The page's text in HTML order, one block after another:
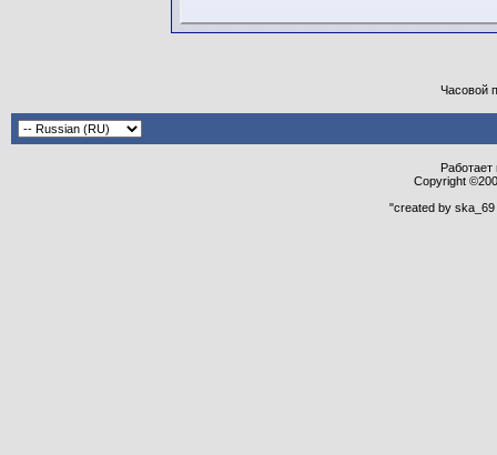
Часовой
Copyright
"created by